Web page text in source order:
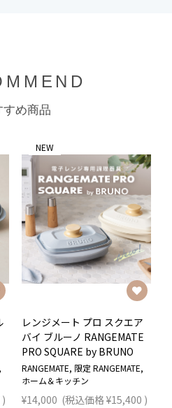
すめ商品
)
NEW
レンジメート プロ スクエア
バイ ブルーノ RANGEMATE
PRO SQUARE by BRUNO
RANGEMATE, 限定 RANGEMATE,
ホーム＆キッチン
¥14,000 (税込価格¥15,400 )